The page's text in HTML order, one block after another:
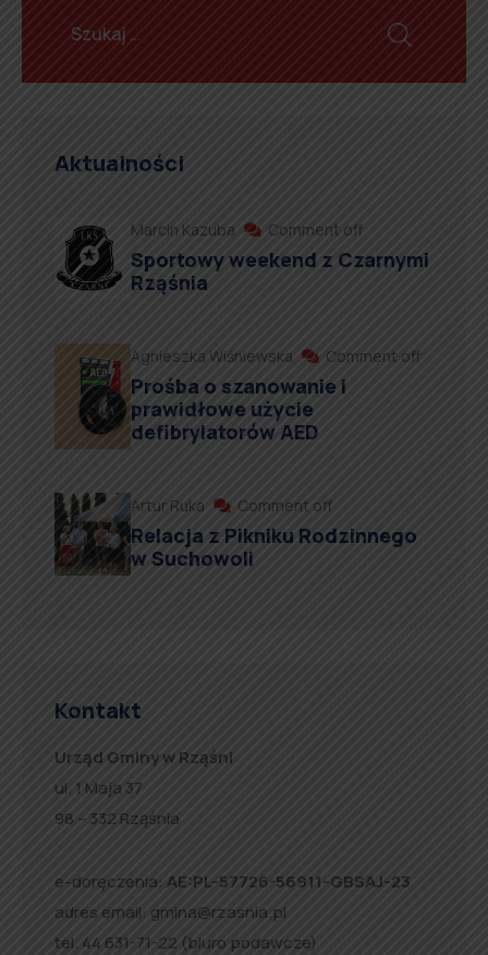
Aktualności
Marcin Kazuba Comment off
Sportowy weekend z Czarnymi
Rząśnia
Agnieszka Wiśniewska Comment off
Prośba o szanowanie i
prawidłowe użycie
defibrylatorów AED
Artur Ruka Comment off
Relacja z Pikniku Rodzinnego
w Suchowoli
Kontakt
Urząd Gminy w Rząśni
ul. 1 Maja 37
98 – 332 Rząśnia
e-doręczenia: AE:PL-57726-56911-GBSAJ-23
adres email: gmina@rzasnia.pl
tel. 44 631-71-22 (biuro podawcze)